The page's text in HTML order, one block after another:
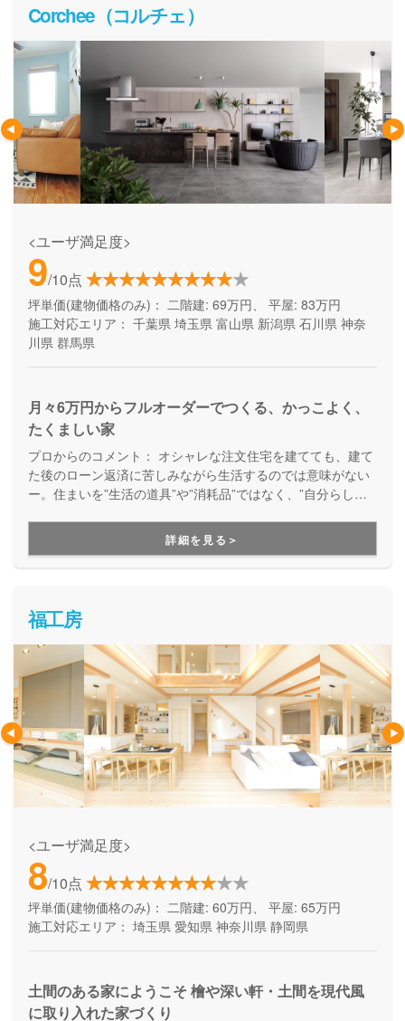
Corchee（コルチェ）
<ユーザ満足度>
9/10点
坪単価(建物価格のみ)： 二階建: 69万円、 平屋: 83万円
施工対応エリア： 千葉県 埼玉県 富山県 新潟県 石川県 神奈
川県 群馬県
月々6万円からフルオーダーでつくる、かっこよく、
たくましい家
プロからのコメント： オシャレな注文住宅を建てても、建て
た後のローン返済に苦しみながら生活するのでは意味がない
ー。住まいを”生活の道具”や”消耗品”ではなく、”自分らしさ
え、デザイン性とコストパフォーマンスの両立を実現してく
れるブランドです。月々無理なくお支払いできる価格で、理
想の家づくりを叶えてくれます。
詳細を見る＞
福工房
<ユーザ満足度>
8/10点
坪単価(建物価格のみ)： 二階建: 60万円、 平屋: 65万円
施工対応エリア： 埼玉県 愛知県 神奈川県 静岡県
土間のある家にようこそ 檜や深い軒・土間を現代風
に取り入れた家づくり